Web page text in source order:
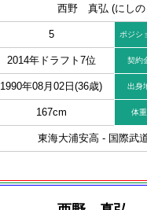
西野 真弘 (にしの
5 ポジシ
2014年ドラフト7位 契約
1990年08月02日(36歳) 出身
167cm 体重
東海大浦安高 - 国際武